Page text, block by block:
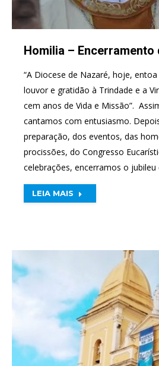
Homilia – Encerramento
“A Diocese de Nazaré, hoje,
louvor e gratidão à Trindade e a
cem anos de Vida e Missão”.
cantamos com entusiasmo.
preparação, dos eventos, das
procissões, do Congresso
celebrações, encerramos o
LEIA MAIS